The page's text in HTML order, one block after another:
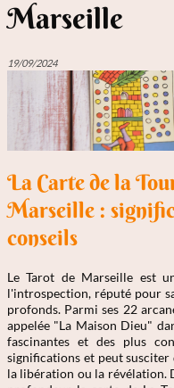
Marseille
19/09/2024
La Carte de la
Marseille :
conseils
Le Tarot de Marseille est
l'introspection, réputé pour
profonds. Parmi ses 22
appelée "La Maison Dieu"
fascinantes et des plus
significations et peut susciter
la libération ou la révélation.